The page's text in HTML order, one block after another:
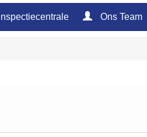
Inspectiecentrale Ons Team